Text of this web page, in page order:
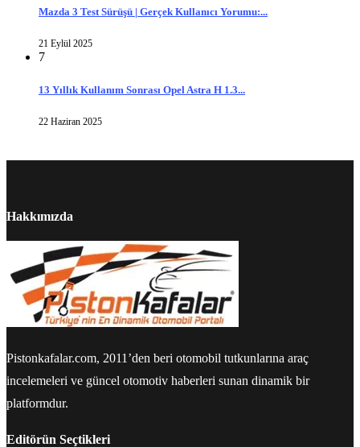
Mazda 3 Test Sürüşü | Gerçek Kullanıcı Yorumu:...
21 Eylül 2025
7
13 Yıllık Kullanım Sonrası Opel Astra H 1.3...
22 Haziran 2025
Hakkımızda
Pistonkafalar.com, 2011’den beri otomobil tutkunlarına araç
incelemeleri ve güncel otomotiv haberleri sunan dinamik bir
platformdur.
Editörün Seçtikleri